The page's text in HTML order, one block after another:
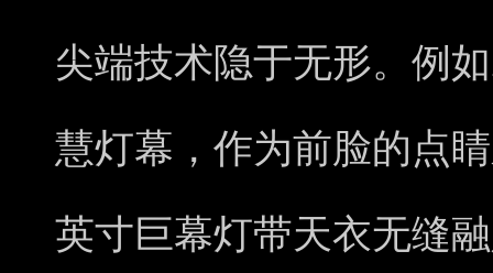
尖端技术隐于无形。例
慧灯幕，作为前脸的点
英寸巨幕灯带天衣无缝